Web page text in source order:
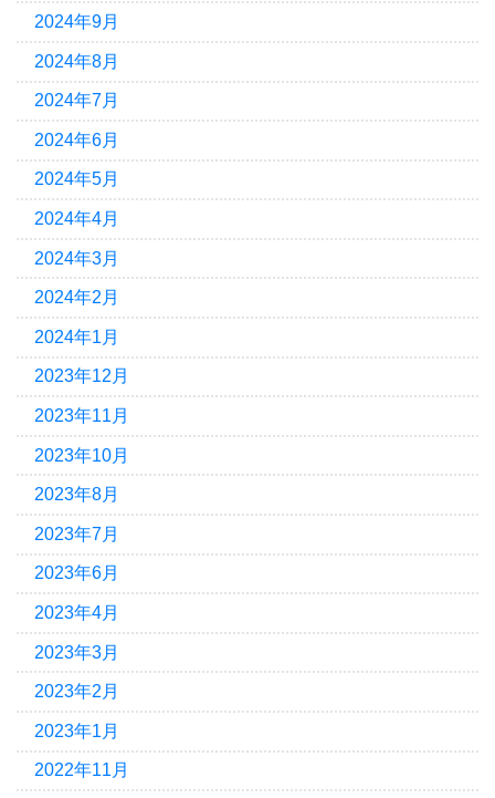
2024年9月
2024年8月
2024年7月
2024年6月
2024年5月
2024年4月
2024年3月
2024年2月
2024年1月
2023年12月
2023年11月
2023年10月
2023年8月
2023年7月
2023年6月
2023年4月
2023年3月
2023年2月
2023年1月
2022年11月